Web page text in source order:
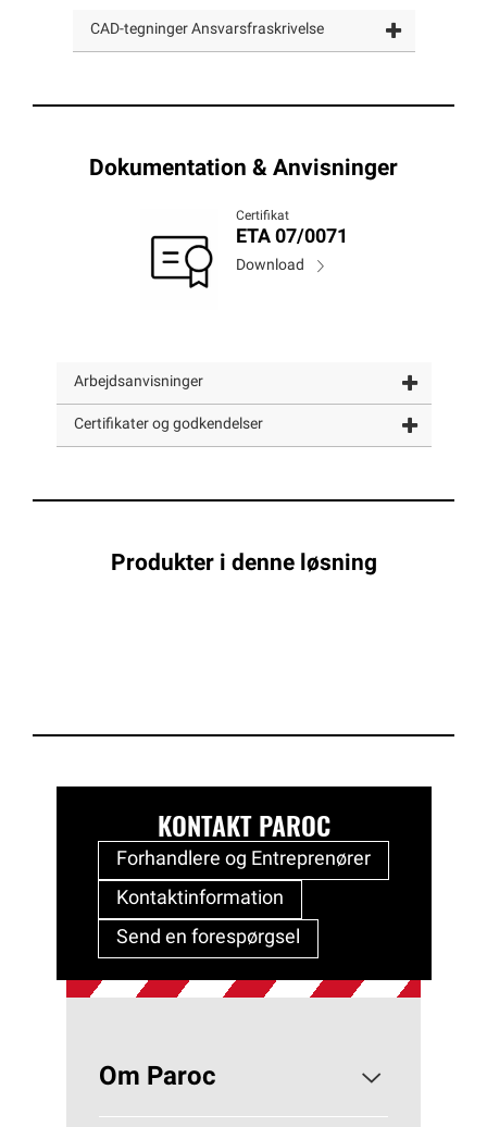
CAD-tegninger Ansvarsfraskrivelse
Dokumentation & Anvisninger
Certifikat
ETA 07/0071
Download
Arbejdsanvisninger
Certifikater og godkendelser
Produkter i denne løsning
KONTAKT PAROC
Forhandlere og Entreprenører
Kontaktinformation
Send en forespørgsel
Om Paroc